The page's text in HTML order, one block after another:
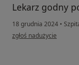
Lekarz godny
18 grudnia 2024 •
w opinii użytkownika
zgłoś nadużycie